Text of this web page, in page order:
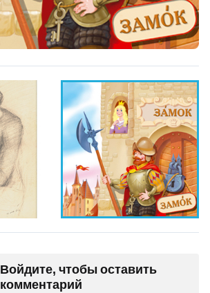
Войдите, чтобы оставить
комментарий